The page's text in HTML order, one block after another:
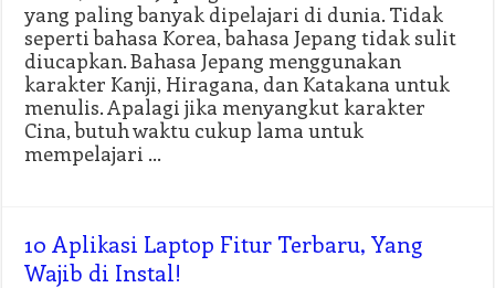
yang paling banyak dipelajari di dunia. Tidak
seperti bahasa Korea, bahasa Jepang tidak sulit
diucapkan. Bahasa Jepang menggunakan
karakter Kanji, Hiragana, dan Katakana untuk
menulis. Apalagi jika menyangkut karakter
Cina, butuh waktu cukup lama untuk
mempelajari …
10 Aplikasi Laptop Fitur Terbaru, Yang
Wajib di Instal!